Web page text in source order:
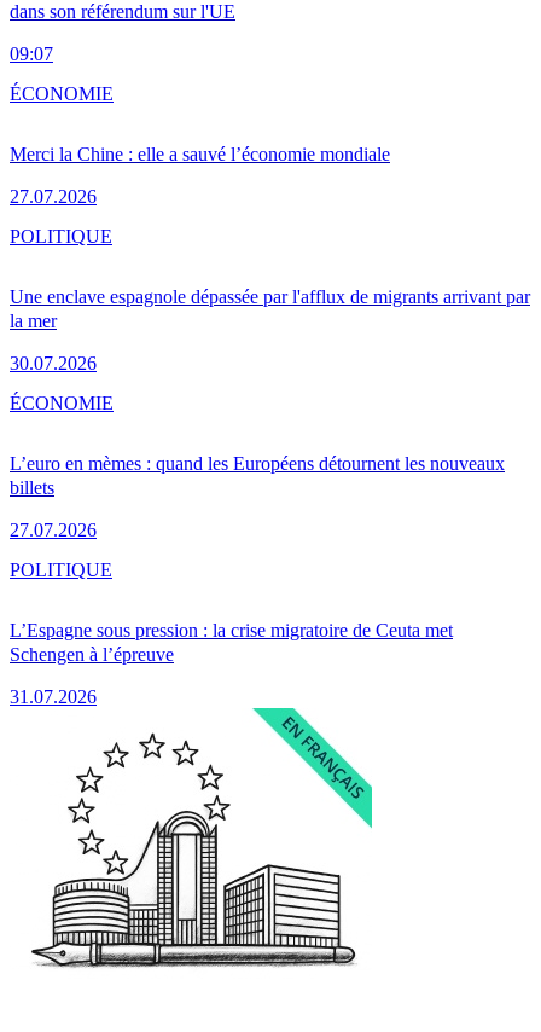
dans son référendum sur l'UE
09:07
Merci la Chine : elle a sauvé l’économie mondiale
27.07.2026
ÉCONOMIE
Une enclave espagnole dépassée par l'afflux de migrants arrivant par
la mer
30.07.2026
POLITIQUE
L’euro en mèmes : quand les Européens détournent les nouveaux
billets
27.07.2026
ÉCONOMIE
L’Espagne sous pression : la crise migratoire de Ceuta met
Schengen à l’épreuve
31.07.2026
POLITIQUE